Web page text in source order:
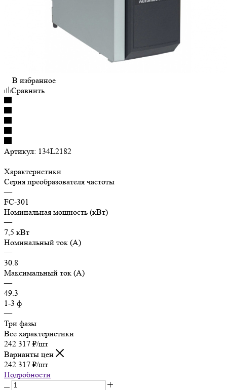
В избранное
Сравнить
Артикул: 134L2182
Характеристики
Серия преобразователя частоты
—
FC-301
Номинальная мощность (кВт)
—
7,5 кВт
Номинальный ток (А)
—
30.8
Максимальный ток (А)
—
49.3
1-3 ф
—
Три фазы
Все характеристики
242 317 ₽/шт
Варианты цен
242 317 ₽/шт
Подробности